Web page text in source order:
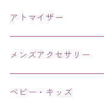
アトマイザー
メンズアクセサリー
リング、指輪
ベビー・キッズ